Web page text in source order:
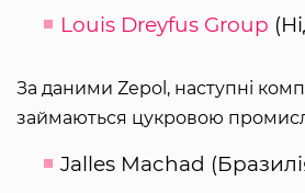
Louis Dreyfus Group
За даними Zepol, наступні
займаються цукровою
Jalles Machad